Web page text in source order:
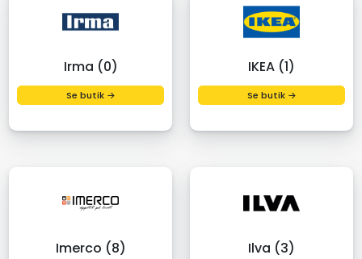
Irma (0)
Se butik →
IKEA (1)
Se butik →
Imerco (8) Ilva (3)